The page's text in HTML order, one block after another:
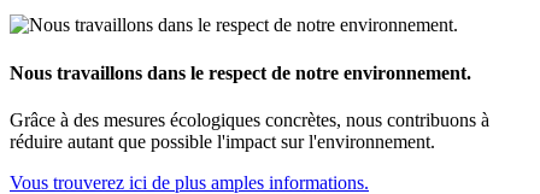
Nous travaillons dans le respect de notre environnement.
Grâce à des mesures écologiques concrètes, nous contribuons à
réduire autant que possible l'impact sur l'environnement.
Vous trouverez ici de plus amples informations.